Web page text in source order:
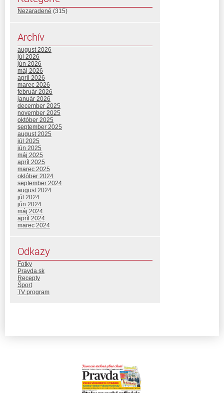
Nezaradené (315)
Archív
august 2026
júl 2026
jún 2026
máj 2026
apríl 2026
marec 2026
február 2026
január 2026
december 2025
november 2025
október 2025
september 2025
august 2025
júl 2025
jún 2025
máj 2025
apríl 2025
marec 2025
október 2024
september 2024
august 2024
júl 2024
jún 2024
máj 2024
apríl 2024
marec 2024
Odkazy
Fotky
Pravda.sk
Recepty
Šport
TV program